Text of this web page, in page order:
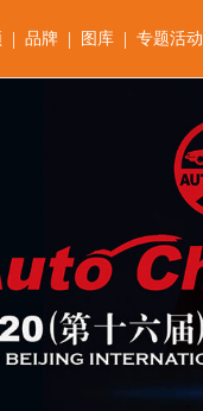
| 品牌 | 图库 | 专题活动